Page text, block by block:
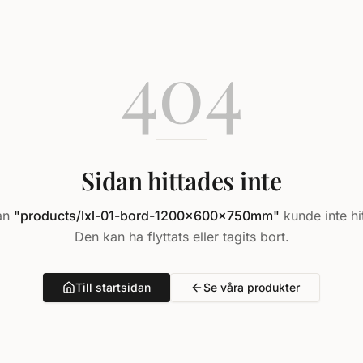
404
Sidan hittades inte
"products/lxl-01-bord-1200x600x750mm" kunde inte
Den kan ha flyttats eller tagits bort.
Till startsidan Se våra produkter